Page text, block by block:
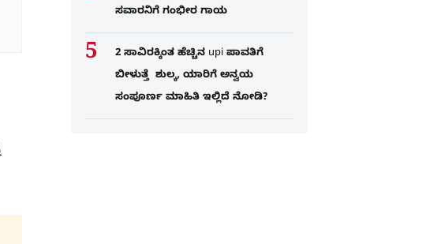
ಸವಾರನಿಗೆ ಗಂಭೀರ ಗಾಯ
2 ಸಾವಿರಕ್ಕಿಂತ ಹೆಚ್ಚಿನ upi ಪಾವತಿಗೆ
ಬೀಳುತ್ತೆ ಶುಲ್ಕ, ಯಾರಿಗೆ ಅನ್ವಯ
ಸಂಪೂರ್ಣ ಮಾಹಿತಿ ಇಲ್ಲಿದೆ ನೋಡಿ?